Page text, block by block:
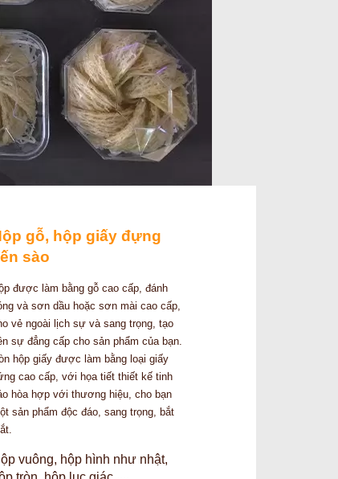
gỗ, hộp giấy đựng
sào
được làm bằng gỗ cao cấp, đánh
và sơn dầu hoặc sơn mài cao cấp,
vẻ ngoài lịch sự và sang trọng, tạo
sự đẳng cấp cho sản phẩm của bạn.
hộp giấy được làm bằng loại giấy
cao cấp, với họa tiết thiết kế tinh
hòa hợp với thương hiệu, cho bạn
sản phẩm độc đáo, sang trọng, bắt
vuông, hộp hình như nhật,